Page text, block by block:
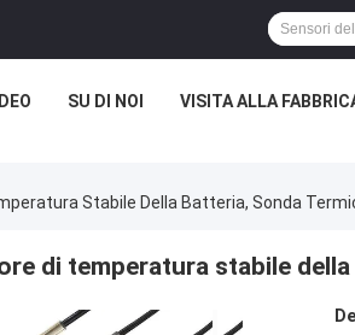
SU DI NOI VISITA ALLA
Stabile Della Batteria, Sonda
di temperatura stabile